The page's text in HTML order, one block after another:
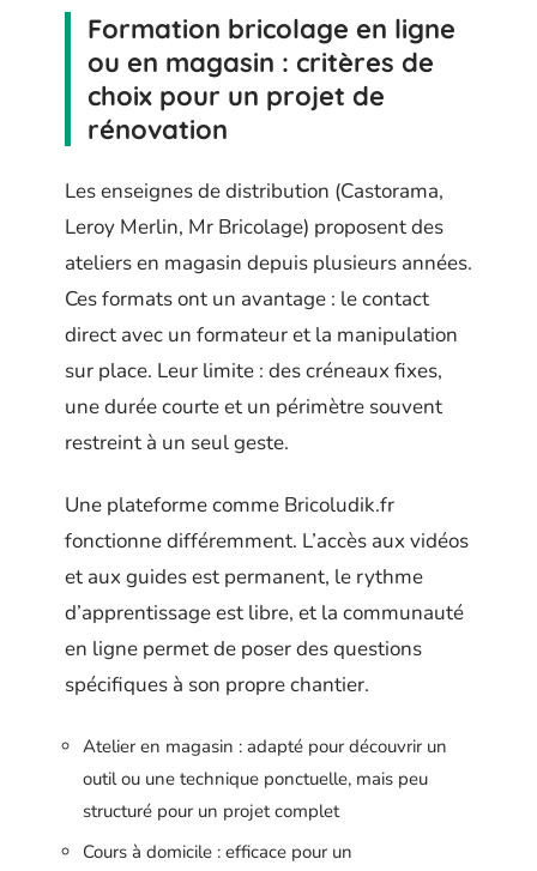
Formation bricolage en ligne
ou en magasin : critères de
choix pour un projet de
rénovation
Les enseignes de distribution (Castorama,
Leroy Merlin, Mr Bricolage) proposent des
ateliers en magasin depuis plusieurs années.
Ces formats ont un avantage : le contact
direct avec un formateur et la manipulation
sur place. Leur limite : des créneaux fixes,
une durée courte et un périmètre souvent
restreint à un seul geste.
Une plateforme comme Bricoludik.fr
fonctionne différemment. L’accès aux vidéos
et aux guides est permanent, le rythme
d’apprentissage est libre, et la communauté
en ligne permet de poser des questions
spécifiques à son propre chantier.
Atelier en magasin : adapté pour découvrir un
outil ou une technique ponctuelle, mais peu
structuré pour un projet complet
Cours à domicile : efficace pour un